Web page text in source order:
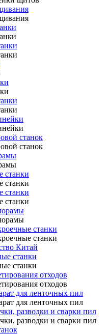
станок
станок
станки
станки
станки
станки
станки
станки
Китай
станки
станки
отходов
отходов
для ленточных пил
для ленточных пил
разводки и сварки пил
разводки и сварки пил